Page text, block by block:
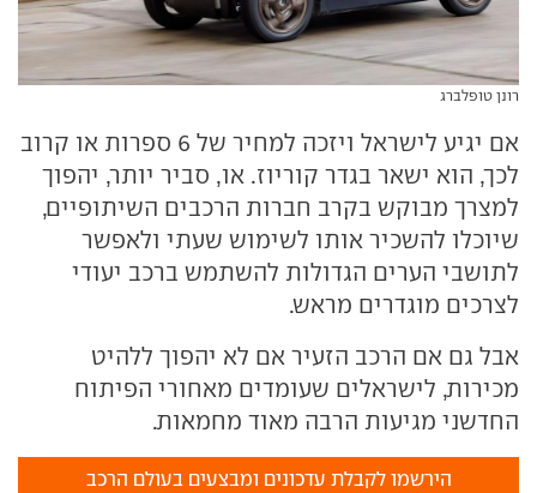
רונן טופלברג
אם יגיע לישראל ויזכה למחיר של 6 ספרות או קרוב
לכך, הוא ישאר בגדר קוריוז. או, סביר יותר, יהפוך
למצרך מבוקש בקרב חברות הרכבים השיתופיים,
שיוכלו להשכיר אותו לשימוש שעתי ולאפשר
לתושבי הערים הגדולות להשתמש ברכב יעודי
לצרכים מוגדרים מראש.
אבל גם אם הרכב הזעיר אם לא יהפוך ללהיט
מכירות, לישראלים שעומדים מאחורי הפיתוח
החדשני מגיעות הרבה מאוד מחמאות.
הירשמו לקבלת עדכונים ומבצעים בעולם הרכב